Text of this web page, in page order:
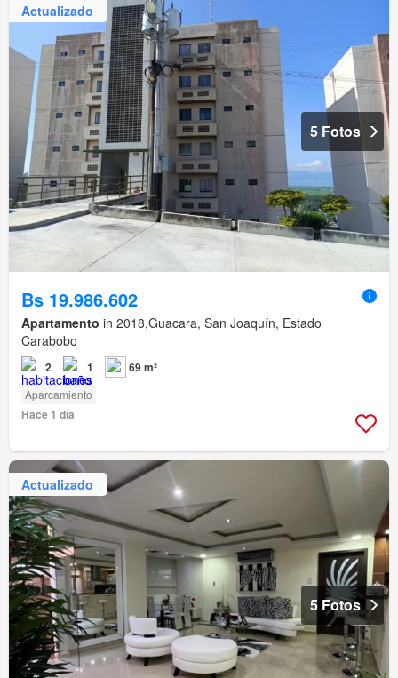
Actualizado
5 Fotos
Bs 19.986.602
Apartamento in 2018,Guacara, San Joaquín, Estado
Carabobo
2 1 69 m²
Aparcamiento
Hace 1 día
Actualizado
5 Fotos